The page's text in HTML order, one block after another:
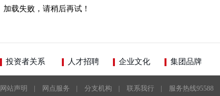
加载失败，请稍后再试！
投资者关系 人才招聘 企业文化 集团品牌
网站声明 网点服务 分支机构 联系我行
服务热线95588